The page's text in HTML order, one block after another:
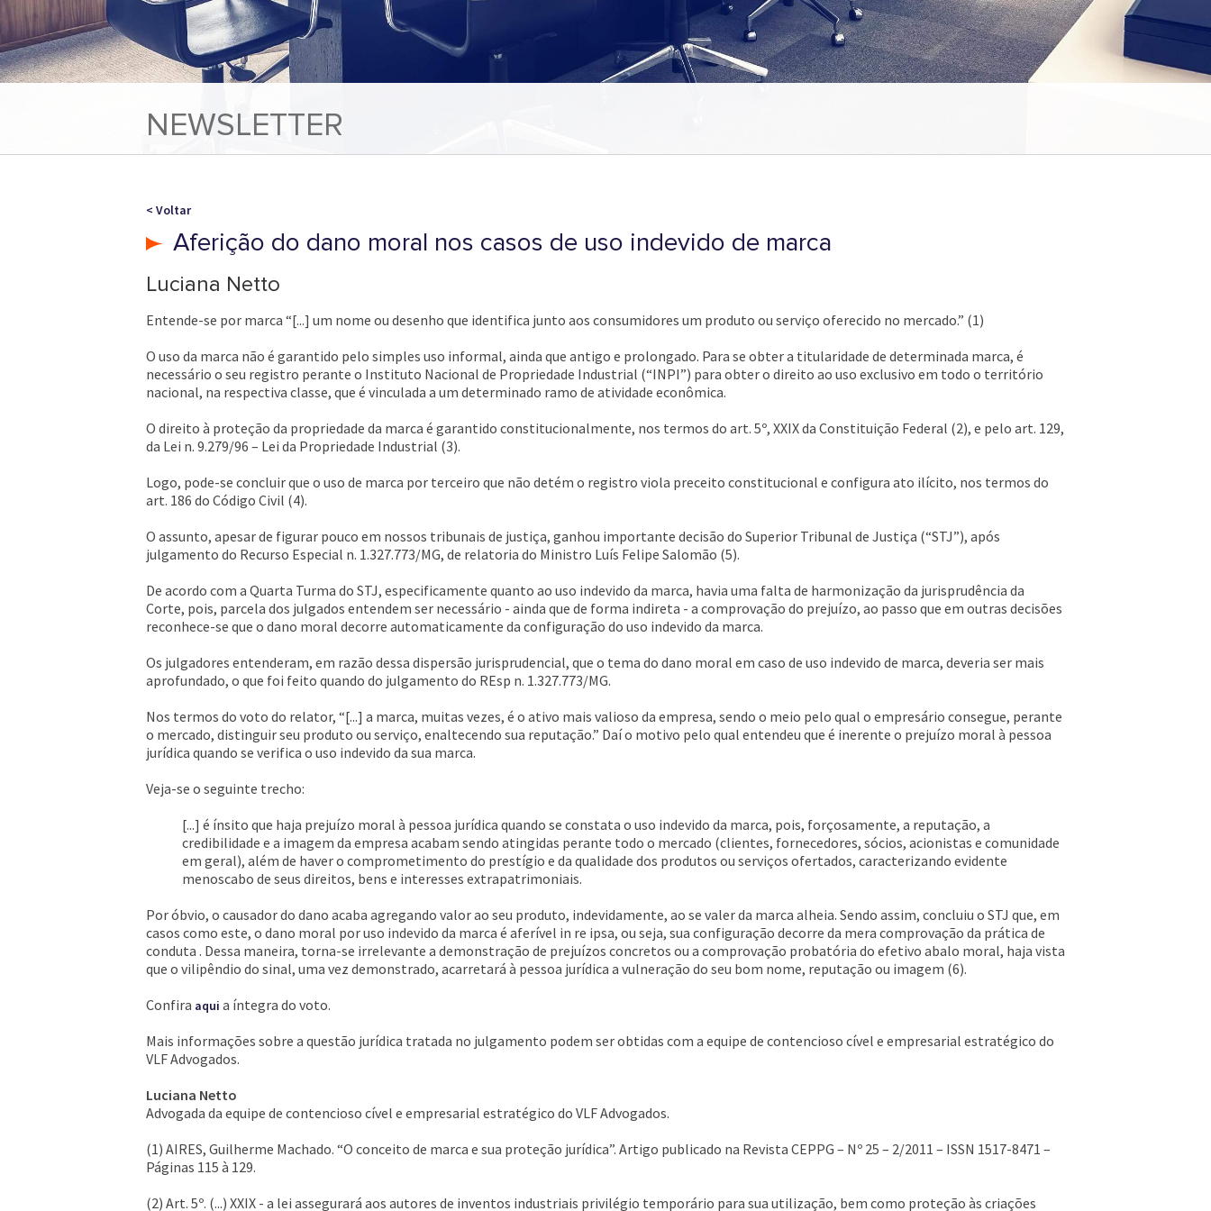
NEWSLETTER
< Voltar
Aferição do dano moral nos casos de uso indevido de marca
Luciana Netto
Entende-se por marca “[...] um nome ou desenho que identifica junto aos consumidores um produto ou serviço oferecido no mercado.” (1)
O uso da marca não é garantido pelo simples uso informal, ainda que antigo e prolongado. Para se obter a titularidade de determinada marca, é
necessário o seu registro perante o Instituto Nacional de Propriedade Industrial (“INPI”) para obter o direito ao uso exclusivo em todo o território
nacional, na respectiva classe, que é vinculada a um determinado ramo de atividade econômica.
O direito à proteção da propriedade da marca é garantido constitucionalmente, nos termos do art. 5º, XXIX da Constituição Federal (2), e pelo art. 129,
da Lei n. 9.279/96 – Lei da Propriedade Industrial (3).
Logo, pode-se concluir que o uso de marca por terceiro que não detém o registro viola preceito constitucional e configura ato ilícito, nos termos do
art. 186 do Código Civil (4).
O assunto, apesar de figurar pouco em nossos tribunais de justiça, ganhou importante decisão do Superior Tribunal de Justiça (“STJ”), após
julgamento do Recurso Especial n. 1.327.773/MG, de relatoria do Ministro Luís Felipe Salomão (5).
De acordo com a Quarta Turma do STJ, especificamente quanto ao uso indevido da marca, havia uma falta de harmonização da jurisprudência da
Corte, pois, parcela dos julgados entendem ser necessário - ainda que de forma indireta - a comprovação do prejuízo, ao passo que em outras decisões
reconhece-se que o dano moral decorre automaticamente da configuração do uso indevido da marca.
Os julgadores entenderam, em razão dessa dispersão jurisprudencial, que o tema do dano moral em caso de uso indevido de marca, deveria ser mais
aprofundado, o que foi feito quando do julgamento do REsp n. 1.327.773/MG.
Nos termos do voto do relator, “[...] a marca, muitas vezes, é o ativo mais valioso da empresa, sendo o meio pelo qual o empresário consegue, perante
o mercado, distinguir seu produto ou serviço, enaltecendo sua reputação.” Daí o motivo pelo qual entendeu que é inerente o prejuízo moral à pessoa
jurídica quando se verifica o uso indevido da sua marca.
Veja-se o seguinte trecho:
[...] é ínsito que haja prejuízo moral à pessoa jurídica quando se constata o uso indevido da marca, pois, forçosamente, a reputação, a
credibilidade e a imagem da empresa acabam sendo atingidas perante todo o mercado (clientes, fornecedores, sócios, acionistas e comunidade
em geral), além de haver o comprometimento do prestígio e da qualidade dos produtos ou serviços ofertados, caracterizando evidente
menoscabo de seus direitos, bens e interesses extrapatrimoniais.
Por óbvio, o causador do dano acaba agregando valor ao seu produto, indevidamente, ao se valer da marca alheia. Sendo assim, concluiu o STJ que, em
casos como este, o dano moral por uso indevido da marca é aferível in re ipsa, ou seja, sua configuração decorre da mera comprovação da prática de
conduta . Dessa maneira, torna-se irrelevante a demonstração de prejuízos concretos ou a comprovação probatória do efetivo abalo moral, haja vista
que o vilipêndio do sinal, uma vez demonstrado, acarretará à pessoa jurídica a vulneração do seu bom nome, reputação ou imagem (6).
Confira aqui a íntegra do voto.
Mais informações sobre a questão jurídica tratada no julgamento podem ser obtidas com a equipe de contencioso cível e empresarial estratégico do
VLF Advogados.
Luciana Netto
Advogada da equipe de contencioso cível e empresarial estratégico do VLF Advogados.
(1) AIRES, Guilherme Machado. “O conceito de marca e sua proteção jurídica”. Artigo publicado na Revista CEPPG – Nº 25 – 2/2011 – ISSN 1517-8471 –
Páginas 115 à 129.
(2) Art. 5º. (...) XXIX - a lei assegurará aos autores de inventos industriais privilégio temporário para sua utilização, bem como proteção às criações